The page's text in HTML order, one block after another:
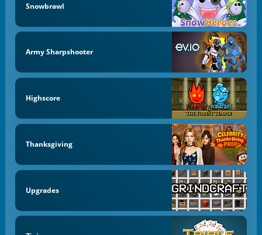
Snowbrawl
Army Sharpshooter
Highscore
Thanksgiving
Upgrades